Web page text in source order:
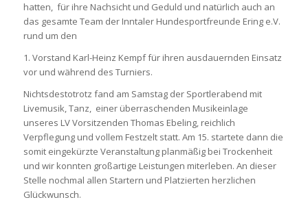
hatten, für ihre Nachsicht und Geduld und natürlich auch an
das gesamte Team der Inntaler Hundesportfreunde Ering e.V.
rund um den
1. Vorstand Karl-Heinz Kempf für ihren ausdauernden Einsatz
vor und während des Turniers.
Nichtsdestotrotz fand am Samstag der Sportlerabend mit
Livemusik, Tanz, einer überraschenden Musikeinlage
unseres LV Vorsitzenden Thomas Ebeling, reichlich
Verpflegung und vollem Festzelt statt. Am 15. startete dann die
somit eingekürzte Veranstaltung planmäßig bei Trockenheit
und wir konnten großartige Leistungen miterleben. An dieser
Stelle nochmal allen Startern und Platzierten herzlichen
Glückwunsch.